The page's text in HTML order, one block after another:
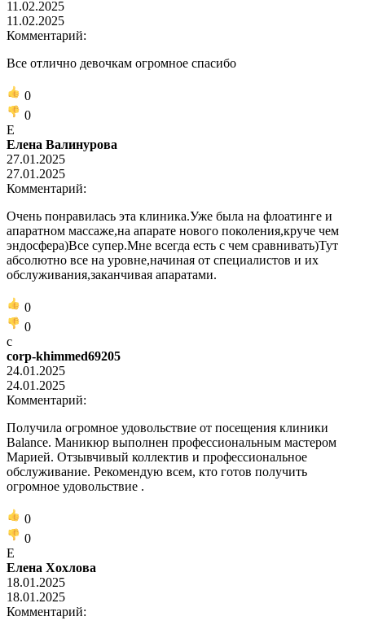
11.02.2025
11.02.2025
Комментарий:
Все отлично девочкам огромное спасибо
0
0
Е
Елена Валинурова
27.01.2025
27.01.2025
Комментарий:
Очень понравилась эта клиника.Уже была на флоатинге и
апаратном массаже,на апарате нового поколения,круче чем
эндосфера)Все супер.Мне всегда есть с чем сравнивать)Тут
абсолютно все на уровне,начиная от специалистов и их
обслуживания,заканчивая апаратами.
0
0
c
corp-khimmed69205
24.01.2025
24.01.2025
Комментарий:
Получила огромное удовольствие от посещения клиники
Balance. Маникюр выполнен профессиональным мастером
Марией. Отзывчивый коллектив и профессиональное
обслуживание. Рекомендую всем, кто готов получить
огромное удовольствие .
0
0
Е
Елена Хохлова
18.01.2025
18.01.2025
Комментарий: